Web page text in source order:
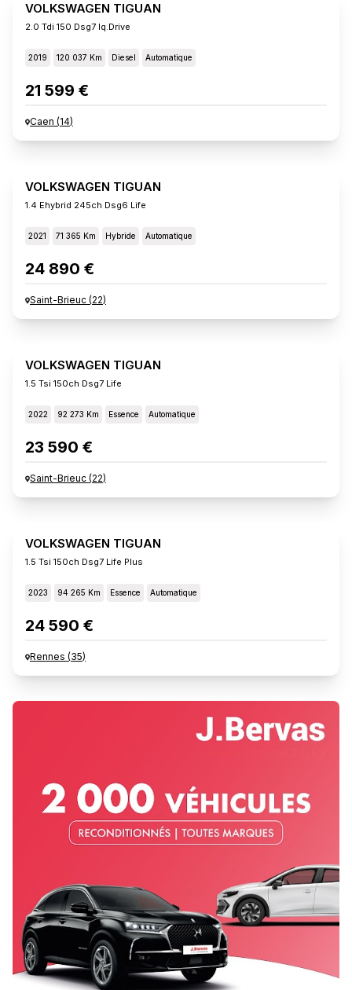
VOLKSWAGEN TIGUAN
2.0 Tdi 150 Dsg7 Iq.drive
2019 120 037 Km Diesel Automatique
21 599 €
Caen (14)
VOLKSWAGEN TIGUAN
1.4 Ehybrid 245ch Dsg6 Life
2021 71 365 Km Hybride Automatique
24 890 €
Saint-Brieuc (22)
VOLKSWAGEN TIGUAN
1.5 Tsi 150ch Dsg7 Life
2022 92 273 Km Essence Automatique
23 590 €
Saint-Brieuc (22)
VOLKSWAGEN TIGUAN
1.5 Tsi 150ch Dsg7 Life Plus
2023 94 265 Km Essence Automatique
24 590 €
Rennes (35)